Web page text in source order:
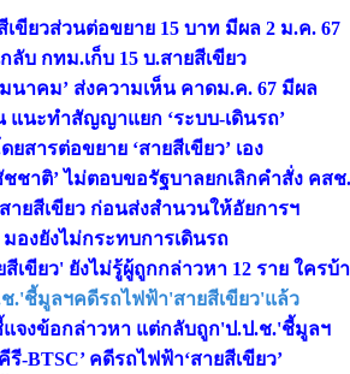
ขียวส่วนต่อขยาย 15 บาท มีผล 2 ม.ค. 67
ลับ กทม.เก็บ 15 บ.สายสีเขียว
นาคม’ ส่งความเห็น คาดม.ค. 67 มีผล
นะทำสัญญาแยก ‘ระบบ-เดินรถ’
สารต่อขยาย ‘สายสีเขียว’ เอง
ชชาติ’ ไม่ตอบขอรัฐบาลยกเลิกคำสั่ง คส
ายสีเขียว ก่อนส่งสำนวนให้อัยการฯ
องยังไม่กระทบการเดินรถ
ขียว' ยังไม่รู้ผู้ถูกกล่าวหา 12 ราย ใครบ้
.'ชี้มูลฯคดีรถไฟฟ้า'สายสีเขียว'แล้ว
แจงข้อกล่าวหา แต่กลับถูก'ป.ป.ช.'ชี้มูลฯ
-BTSC’ คดีรถไฟฟ้า‘สายสีเขียว’